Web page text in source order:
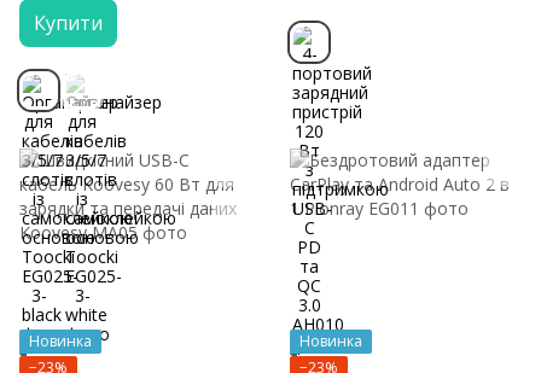
Купити
Новинка
−23%
Новинка
−23%